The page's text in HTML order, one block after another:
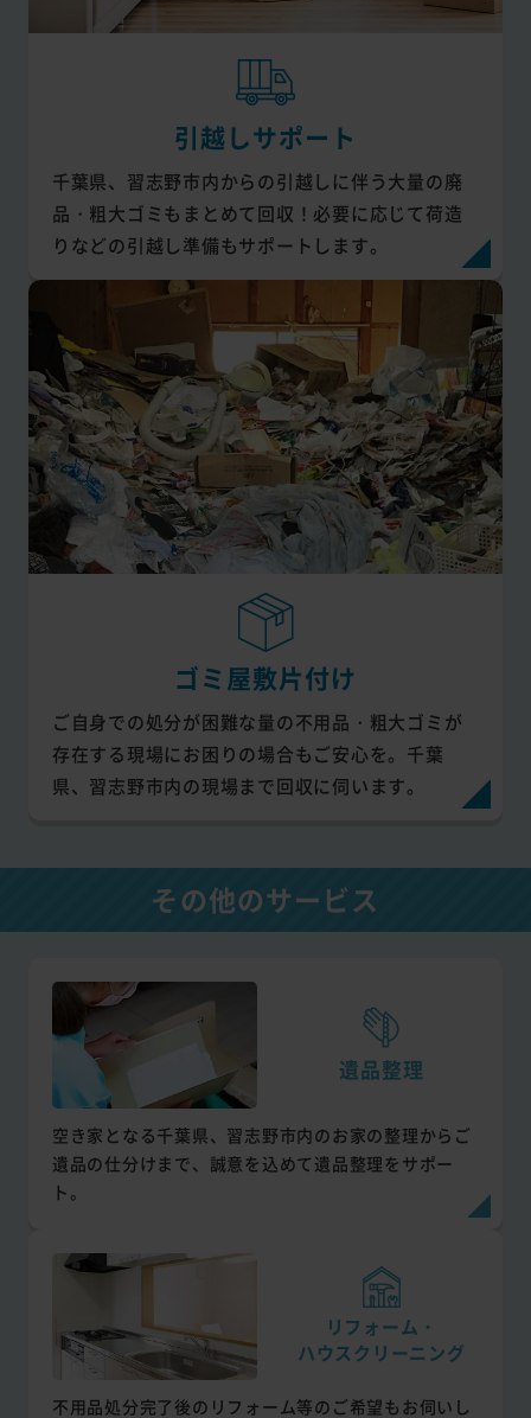
引越しサポート
千葉県、習志野市内からの引越しに伴う大量の廃
品・粗大ゴミもまとめて回収！必要に応じて荷造
りなどの引越し準備もサポートします。
ゴミ屋敷片付け
ご自身での処分が困難な量の不用品・粗大ゴミが
存在する現場にお困りの場合もご安心を。千葉
県、習志野市内の現場まで回収に伺います。
その他のサービス
遺品整理
空き家となる千葉県、習志野市内のお家の整理からご
遺品の仕分けまで、誠意を込めて遺品整理をサポー
ト。
リフォーム・
ハウスクリーニング
不用品処分完了後のリフォーム等のご希望もお伺いし